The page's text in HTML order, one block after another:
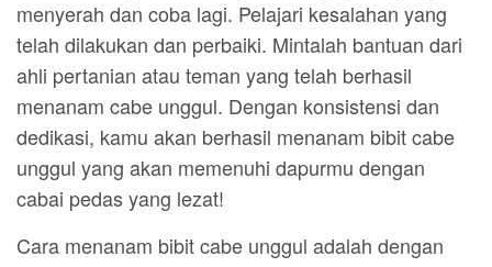
menyerah dan coba lagi. Pelajari kesalahan yang
telah dilakukan dan perbaiki. Mintalah bantuan dari
ahli pertanian atau teman yang telah berhasil
menanam cabe unggul. Dengan konsistensi dan
dedikasi, kamu akan berhasil menanam bibit cabe
unggul yang akan memenuhi dapurmu dengan
cabai pedas yang lezat!
Cara menanam bibit cabe unggul adalah dengan